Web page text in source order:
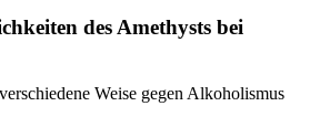
des Amethysts bei
Weise gegen Alkoholismus